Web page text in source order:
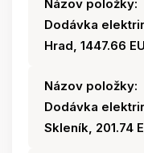
Názov položky:
Dodávka
Hrad, 1447.66
Názov položky:
Dodávka
Skleník, 201.74